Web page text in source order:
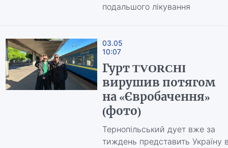
подальшого лікування
03.05
10:07
Гурт TVORCHI
вирушив потягом
на «Євробачення»
(фото)
Тернопільський дует вже за
тиждень представить Україну